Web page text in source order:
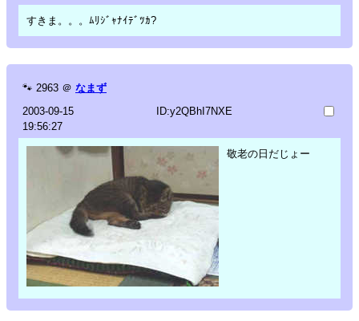
すきま。。。ﾑﾘｼﾞｬﾅｲﾃﾞﾂｶ?
🐾 2963 ＠ なまず
2003-09-15
19:56:27
ID:y2QBhI7NXE
敬老の日だじょー